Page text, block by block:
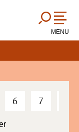
MENU
6 7